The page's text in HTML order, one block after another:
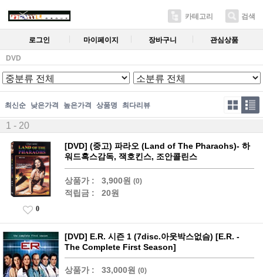
카테고리 검색
로그인 마이페이지 장바구니 관심상품
DVD
최신순 낮은가격 높은가격 상품명 최다리뷰
1 - 20
[DVD] (중고) 파라오 (Land of The Pharaohs)- 하
워드혹스감독, 잭호킨스, 조안콜린스
상품가 : 3,900원 (0)
적립금 : 20원
0
[DVD] E.R. 시즌 1 (7disc.아웃박스없슴) [E.R. -
The Complete First Season]
상품가 : 33,000원 (0)